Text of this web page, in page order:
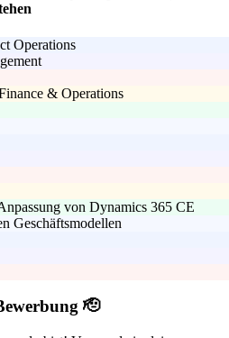
Operations
& Operations
von Dynamics 365 CE
Geschäftsmodellen
🫡